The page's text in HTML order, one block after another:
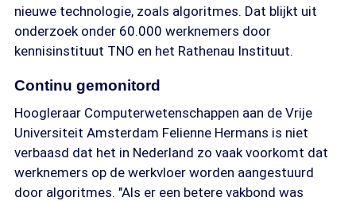
nieuwe technologie, zoals algoritmes. Dat blijkt uit
onderzoek onder 60.000 werknemers door
kennisinstituut TNO en het Rathenau Instituut.
Continu gemonitord
Hoogleraar Computerwetenschappen aan de Vrije
Universiteit Amsterdam Felienne Hermans is niet
verbaasd dat het in Nederland zo vaak voorkomt dat
werknemers op de werkvloer worden aangestuurd
door algoritmes. "Als er een betere vakbond was